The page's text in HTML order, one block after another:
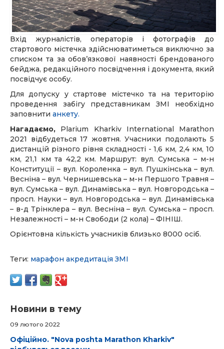
Вхід журналістів, операторів і фотографів до
стартового містечка здійснюватиметься виключно за
списком та за обов’язкової наявності брендованого
бейджа, редакційного посвідчення і документа, який
посвідчує особу.
Для допуску у стартове містечко та на територію
проведення забігу представникам ЗМІ необхідно
заповнити анкету.
Нагадаємо, Plarium Kharkiv International Marathon
2021 відбудеться 17 жовтня. Учасники подолають 5
дистанцій різного рівня складності - 1,6 км, 2,4 км, 10
км, 21,1 км та 42,2 км. Маршрут: вул. Сумська – м-н
Конституції – вул. Короленка – вул. Пушкінська – вул.
Весніна – вул. Чернишевська – м-н Першого Травня –
вул. Сумська – вул. Динамівська – вул. Новгородська –
просп. Науки – вул. Новгородська – вул. Динамівська
– в-д Трінклера – вул. Весніна – вул. Сумська – просп.
Незалежності – м-н Свободи (2 кола) – ФІНІШ.
Орієнтовна кількість учасників близько 8000 осіб.
Теги: марафон акредитація ЗМІ
Новини в тему
09 лютого 2022
Офіційно. "Nova poshta Marathon Kharkiv"